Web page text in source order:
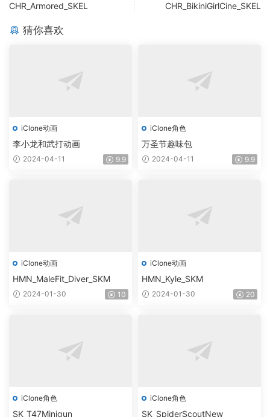
CHR_Armored_SKEL CHR_BikiniGirlCine_SKEL
猜你喜欢
iClone动画
李小龙和武打动画
2024-04-11 9.9
iClone角色
万圣节趣味包
2024-04-11 9.9
iClone动画
HMN_MaleFit_Diver_SKM
2024-01-30 10
iClone动画
HMN_Kyle_SKM
2024-01-30 20
iClone角色
SK_T47Minigun
iClone角色
SK_SpiderScoutNew